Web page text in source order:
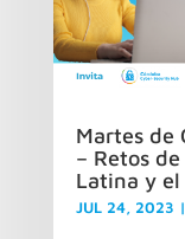
Martes de
– Retos
Latina y el
JUL 24, 2023 |